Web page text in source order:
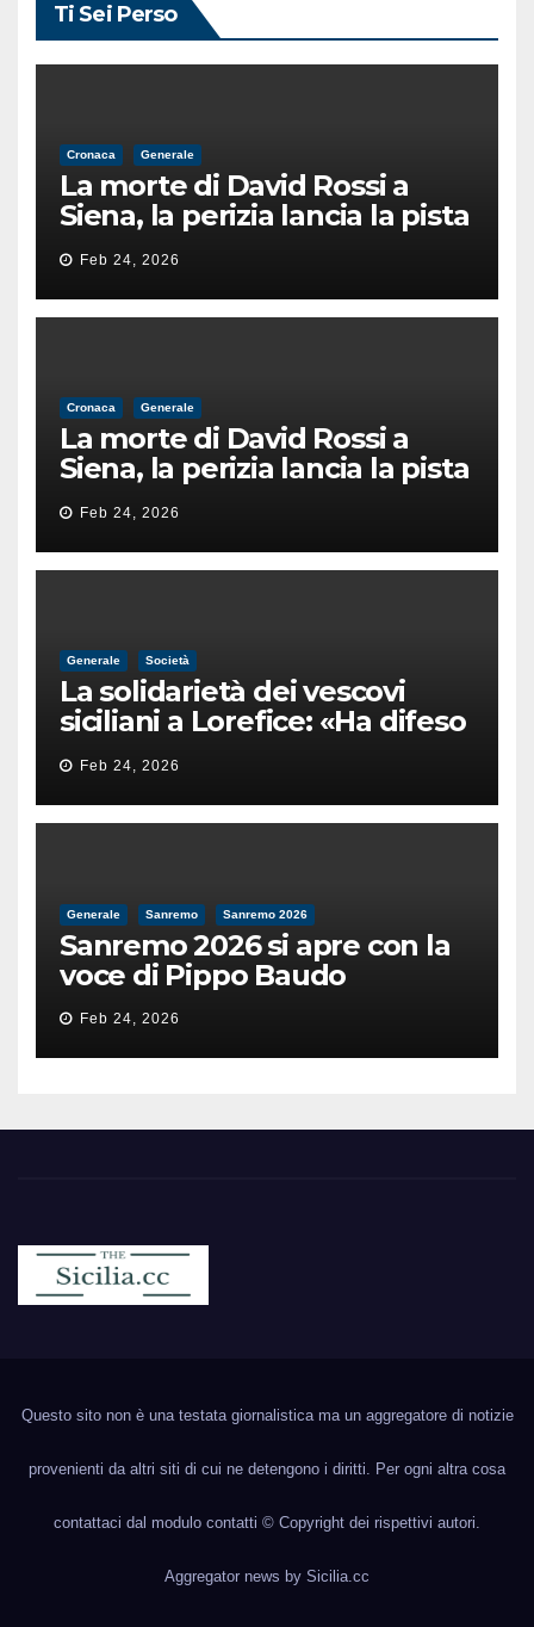
Ti Sei Perso
Cronaca Generale
La morte di David Rossi a
Siena, la perizia lancia la pista
di un’intimidazione finita
male
Feb 24, 2026
Cronaca Generale
La morte di David Rossi a
Siena, la perizia lancia la pista
di un’intimidazione finita
male
Feb 24, 2026
Generale Società
La solidarietà dei vescovi
siciliani a Lorefice: «Ha difeso
il valore e la dignità
dell’umanità»
Feb 24, 2026
Generale Sanremo Sanremo 2026
Sanremo 2026 si apre con la
voce di Pippo Baudo
Feb 24, 2026
Questo sito non è una testata giornalistica ma un aggregatore di notizie
provenienti da altri siti di cui ne detengono i diritti. Per ogni altra cosa
contattaci dal modulo contatti © Copyright dei rispettivi autori.
Aggregator news by Sicilia.cc